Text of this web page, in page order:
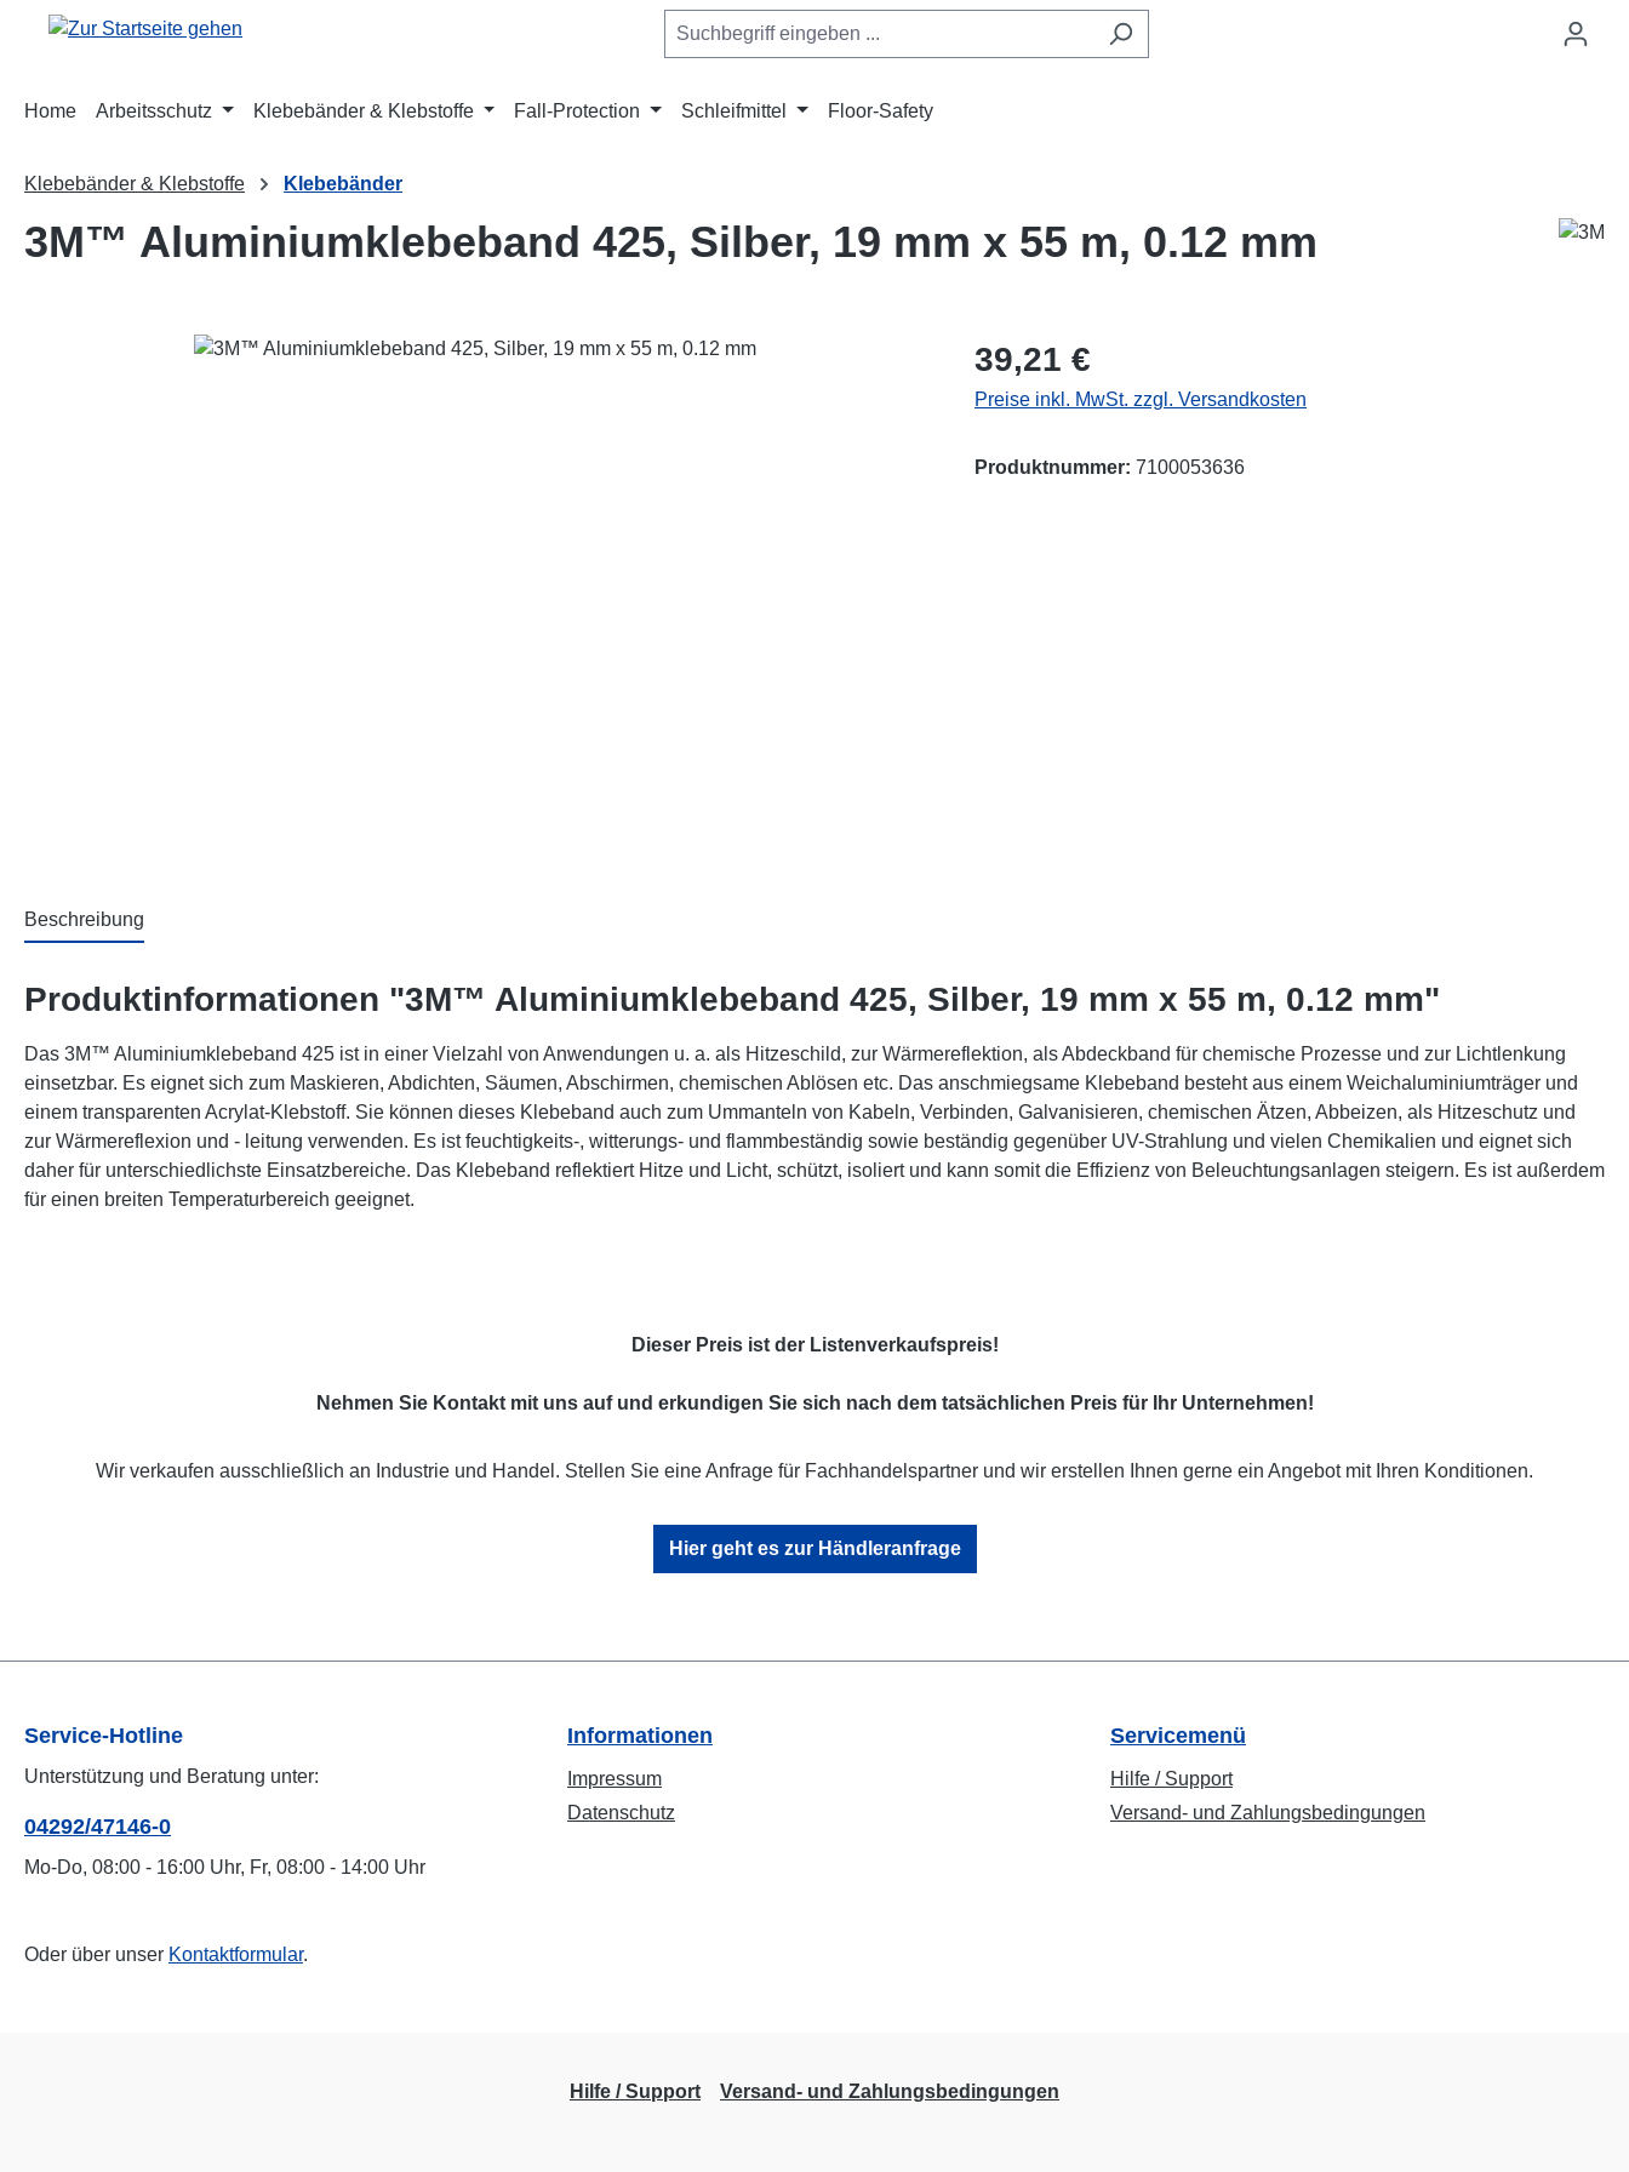
Hauptinhalt springen
Zur Suche springen
Zur Hauptnavigation springen
Home Arbeitsschutz Klebebänder & Klebstoffe Fall-Protection Schleifmittel Floor-Safety
Klebebänder & Klebstoffe Klebebänder
3M™ Aluminiumklebeband 425, Silber, 19 mm x 55 m, 0.12 mm
Bildergalerie überspringen Regulärer Preis:
39,21 €
Preise inkl. MwSt. zzgl. Versandkosten
Produktnummer: 7100053636
Beschreibung
Produktinformationen "3M™ Aluminiumklebeband 425, Silber, 19 mm x 55 m, 0.12 mm"
Das 3M™ Aluminiumklebeband 425 ist in einer Vielzahl von Anwendungen u. a. als Hitzeschild, zur Wärmereflektion, als Abdeckband für chemische Prozesse und zur Lichtlenkung
einsetzbar. Es eignet sich zum Maskieren, Abdichten, Säumen, Abschirmen, chemischen Ablösen etc. Das anschmiegsame Klebeband besteht aus einem Weichaluminiumträger und
einem transparenten Acrylat-Klebstoff. Sie können dieses Klebeband auch zum Ummanteln von Kabeln, Verbinden, Galvanisieren, chemischen Ätzen, Abbeizen, als Hitzeschutz und
zur Wärmereflexion und - leitung verwenden. Es ist feuchtigkeits-, witterungs- und flammbeständig sowie beständig gegenüber UV-Strahlung und vielen Chemikalien und eignet sich
daher für unterschiedlichste Einsatzbereiche. Das Klebeband reflektiert Hitze und Licht, schützt, isoliert und kann somit die Effizienz von Beleuchtungsanlagen steigern. Es ist außerdem
für einen breiten Temperaturbereich geeignet.
Dieser Preis ist der Listenverkaufspreis!
Nehmen Sie Kontakt mit uns auf und erkundigen Sie sich nach dem tatsächlichen Preis für Ihr Unternehmen!
Wir verkaufen ausschließlich an Industrie und Handel. Stellen Sie eine Anfrage für Fachhandelspartner und wir erstellen Ihnen gerne ein Angebot mit Ihren Konditionen.
Hier geht es zur Händleranfrage
Service-Hotline
Unterstützung und Beratung unter:
04292/47146-0
Mo-Do, 08:00 - 16:00 Uhr, Fr, 08:00 - 14:00 Uhr
Oder über unser Kontaktformular.
Informationen
Impressum
Datenschutz
Servicemenü
Hilfe / Support
Versand- und Zahlungsbedingungen
Hilfe / Support Versand- und Zahlungsbedingungen